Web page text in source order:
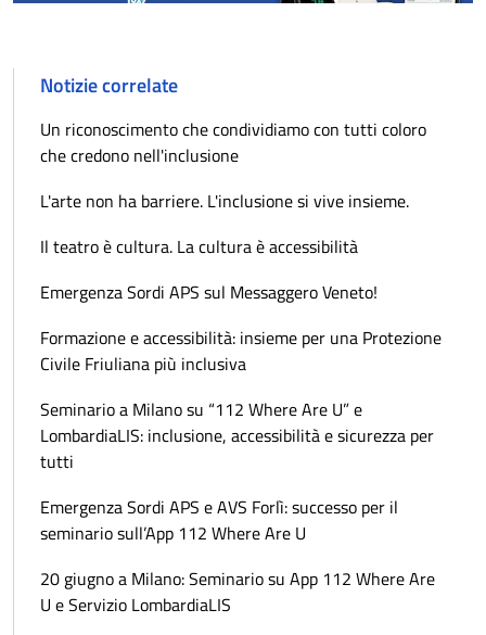
Notizie correlate
Un riconoscimento che condividiamo con tutti coloro
che credono nell'inclusione
L'arte non ha barriere. L'inclusione si vive insieme.
Il teatro è cultura. La cultura è accessibilità
Emergenza Sordi APS sul Messaggero Veneto!
Formazione e accessibilità: insieme per una Protezione
Civile Friuliana più inclusiva
Seminario a Milano su “112 Where Are U” e
LombardiaLIS: inclusione, accessibilità e sicurezza per
tutti
Emergenza Sordi APS e AVS Forlì: successo per il
seminario sull’App 112 Where Are U
20 giugno a Milano: Seminario su App 112 Where Are
U e Servizio LombardiaLIS